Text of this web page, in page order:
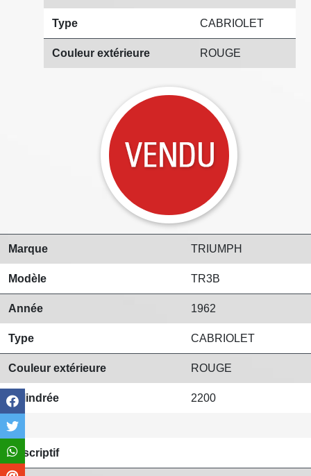
Type CABRIOLET
Couleur extérieure ROUGE
Marque TRIUMPH
Modèle TR3B
Année 1962
Type CABRIOLET
Couleur extérieure ROUGE
Cylindrée 2200
Descriptif